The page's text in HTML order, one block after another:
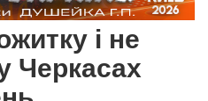
і не
Черкасах